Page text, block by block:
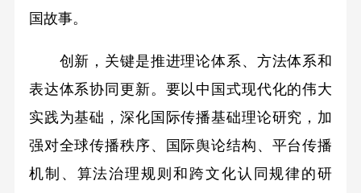
国故事。
创新，关键是推进理论体系、方法体系和
表达体系协同更新。要以中国式现代化的伟大
实践为基础，深化国际传播基础理论研究，加
强对全球传播秩序、国际舆论结构、平台传播
机制、算法治理规则和跨文化认同规律的研